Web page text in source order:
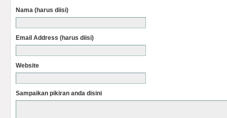
Nama (harus diisi)
Email Address (harus diisi)
Website
Sampaikan pikiran anda disini